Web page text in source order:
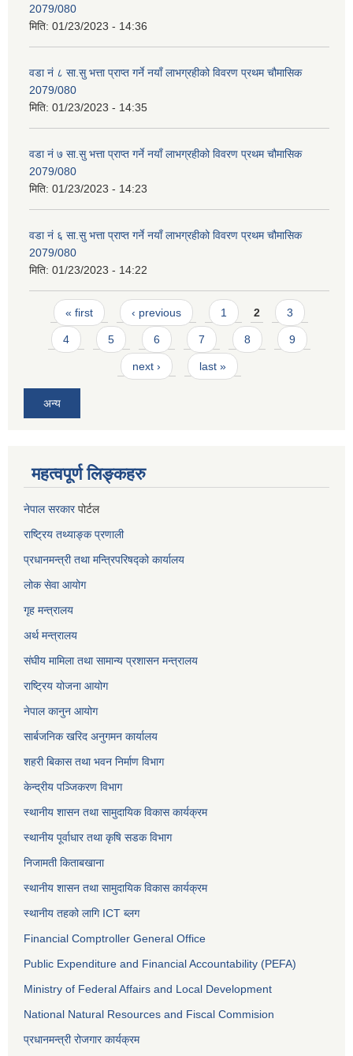
2079/080
मिति: 01/23/2023 - 14:36
वडा नं ८ सा.सु भत्ता प्राप्त गर्ने नयाँ लाभग्रहीको विवरण प्रथम चौमासिक
2079/080
मिति: 01/23/2023 - 14:35
वडा नं ७ सा.सु भत्ता प्राप्त गर्ने नयाँ लाभग्रहीको विवरण प्रथम चौमासिक
2079/080
मिति: 01/23/2023 - 14:23
वडा नं ६ सा.सु भत्ता प्राप्त गर्ने नयाँ लाभग्रहीको विवरण प्रथम चौमासिक
2079/080
मिति: 01/23/2023 - 14:22
Pages
« first ‹ previous 1 2 3
4 5 6 7 8 9
next › last »
अन्य
महत्वपूर्ण लिङ्कहरु
नेपाल सरकारपोर्टल
राष्ट्रिय तथ्याङ्क प्रणाली
प्रधानमन्त्री तथा मन्त्रिपरिषद्को कार्यालय
लोक सेवाआयोग
गृह मन्त्रालय
अर्थ मन्त्रालय
संघीय मामिला तथा सामान्य प्रशासन मन्त्रालय
राष्ट्रिय योजना आयोग
नेपाल कानुन आयोग
सार्बजनिक खरिद अनुगमन कार्यालय
शहरी बिकास तथा भवन निर्माण विभाग
केन्द्रीय पञ्जिकरण विभाग
स्थानीय शासन तथा सामुदायिक विकास कार्यक्रम
स्थानीय पूर्वाधार तथा कृषि सडक विभाग
निजामती किताबखाना
स्थानीय शासन तथा सामुदायिक विकास कार्यक्रम
स्थानीय तहको लागि ICT ब्लग
Financial Comptroller General Office
Public Expenditure and Financial Accountability (PEFA)
Ministry of Federal Affairs and Local Development
National Natural Resources and Fiscal Commision
प्रधानमन्त्री रोजगार कार्यक्रम